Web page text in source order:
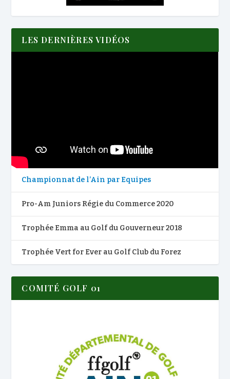
LES DERNIÈRES VIDÉOS
Championnat de l’Ain par Equipes
Pro-Am Juniors Régie du Commerce 2020
Trophée Emma au Golf du Gouverneur 2018
Trophée Vert for Ever au Golf Club du Forez
COMITÉ GOLF 01